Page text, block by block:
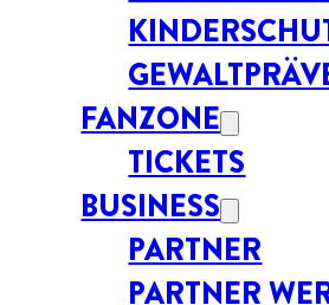
FANZONE
TICKETS
BUSINESS
PARTNER
PARTNER